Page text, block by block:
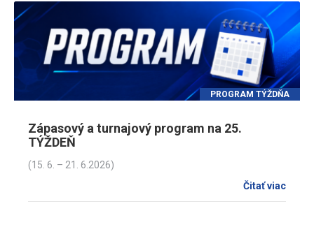
PROGRAM TÝŽDŇA
Zápasový a turnajový program na 25.
TÝŽDEŇ
(15. 6. – 21. 6.2026)
Čitať viac